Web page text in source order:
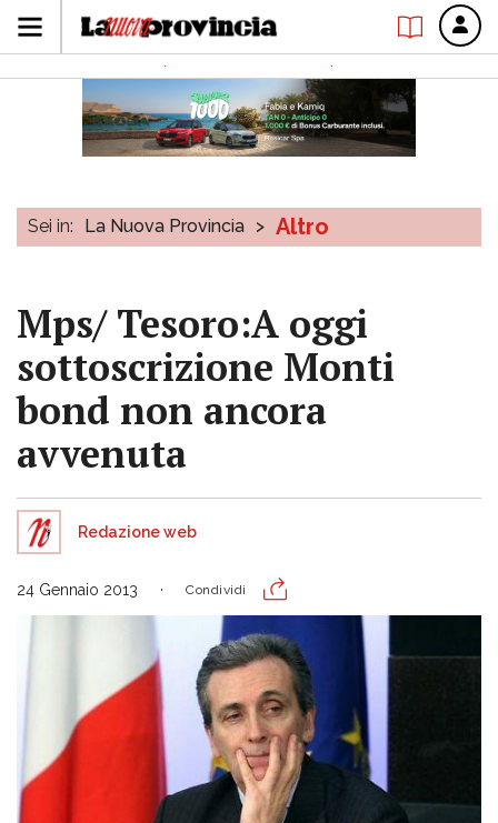
Sei in: La Nuova Provincia > Altro
Mps/ Tesoro:A oggi
sottoscrizione Monti
bond non ancora
avvenuta
Redazione web
24 Gennaio 2013 Condividi